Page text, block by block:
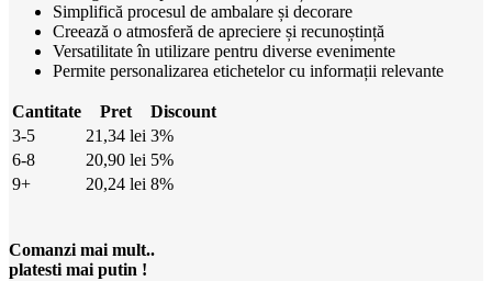
Simplifică procesul de ambalare și decorare
Creează o atmosferă de apreciere și recunoștință
Versatilitate în utilizare pentru diverse evenimente
Permite personalizarea etichetelor cu informații relevante
Cantitate Pret
Discount
3-5
21,34 lei 3%
6-8
20,90 lei 5%
9+
20,24 lei 8%
Comanzi mai mult..
platesti mai putin !